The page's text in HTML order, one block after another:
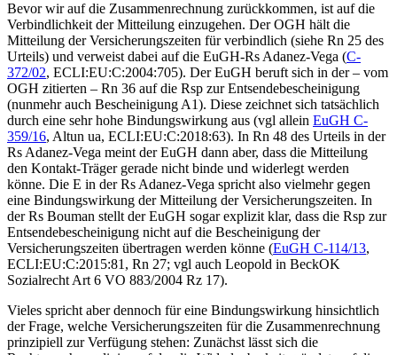
Bevor wir auf die Zusammenrechnung zurückkommen, ist auf die
Verbindlichkeit der Mitteilung einzugehen. Der OGH hält die
Mitteilung der Versicherungszeiten fürverbindlich (siehe Rn 25 des
Urteils) und verweist dabei auf die EuGH-Rs Adanez-Vega (C-
372/02, ECLI:EU:C:2004:705). Der EuGH beruft sich in der – vom
OGH zitierten – Rn 36 auf die Rsp zur Entsendebescheinigung
(nunmehr auch Bescheinigung A1). Diese zeichnet sich tatsächlich
durch eine sehr hohe Bindungswirkung aus (vgl allein EuGH C-
359/16, Altun ua, ECLI:EU:C:2018:63). In Rn 48 des Urteils in der
Rs Adanez-Vega meint der EuGH dann aber, dass die Mitteilung
den Kontakt-Träger gerade nicht binde und widerlegt werden
könne. Die E in der Rs Adanez-Vega spricht also vielmehr gegen
eine Bindungswirkung der Mitteilung der Versicherungszeiten. In
der Rs Bouman stellt der EuGH sogar explizit klar, dass die Rsp zur
Entsendebescheinigung nicht auf die Bescheinigung der
Versicherungszeiten übertragen werden könne (EuGH C-114/13,
ECLI:EU:C:2015:81, Rn 27; vgl auch Leopold in BeckOK
Sozialrecht Art 6 VO 883/2004 Rz 17).
Vieles spricht aber dennoch für eine Bindungswirkung hinsichtlich
der Frage, welche Versicherungszeiten für die Zusammenrechnung
prinzipiell zur Verfügung stehen: Zunächst lässt sich die